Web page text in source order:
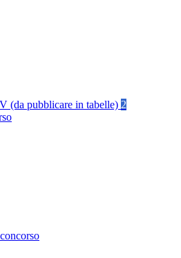
(da pubblicare in tabelle) 2